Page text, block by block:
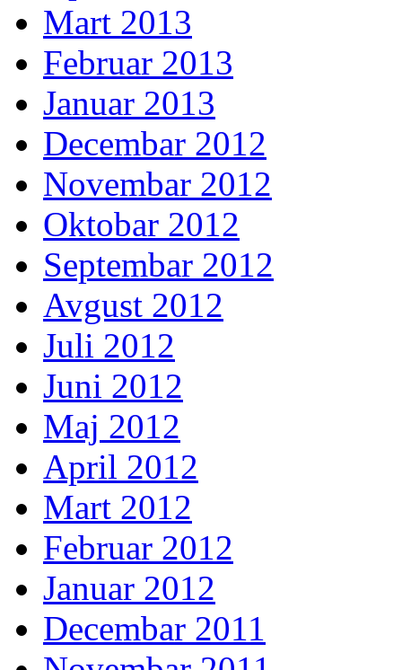
Mart 2013
Februar 2013
Januar 2013
Decembar 2012
Novembar 2012
Oktobar 2012
Septembar 2012
Avgust 2012
Juli 2012
Juni 2012
Maj 2012
April 2012
Mart 2012
Februar 2012
Januar 2012
Decembar 2011